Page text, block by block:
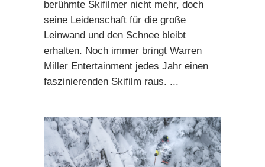
berühmte Skifilmer nicht mehr, doch
seine Leidenschaft für die große
Leinwand und den Schnee bleibt
erhalten. Noch immer bringt Warren
Miller Entertainment jedes Jahr einen
faszinierenden Skifilm raus.